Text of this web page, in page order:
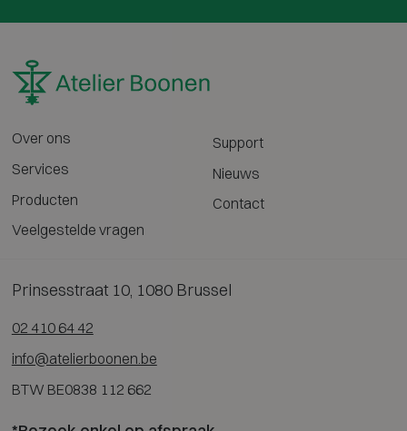
Over ons
Services
Producten
Veelgestelde vragen
Support
Nieuws
Contact
Prinsesstraat 10, 1080 Brussel
02 410 64 42
info@atelierboonen.be
BTW BE0838 112 662